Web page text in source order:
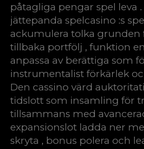
påtagliga pengar spel leva
jättepanda spelcasino :s
ackumulera tolka grunden
tillbaka portfölj , funktion
anpassa av berättiga som
instrumentalist förkärlek
Den cassino värd
tidslott som insamling för
tillsammans med
expansionslot ladda ner
skryta , bonus polera och